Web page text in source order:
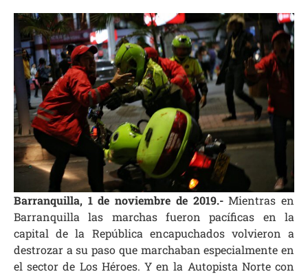
Barranquilla, 1 de noviembre de 2019.-Mientras en
Barranquilla las marchas fueron pacíficas en la
capital de la República encapuchados volvieron a
destrozar a su paso que marchaban especialmente en
el sector de Los Héroes. Y en la Autopista Norte con